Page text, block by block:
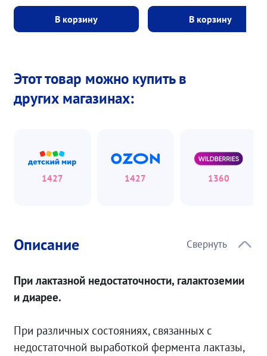
В корзину В корзину
Этот товар можно купить в
других магазинах:
1427 1427 1360
Описание
При лактазной недостаточности, галактоземии
и диарее.
При различных состояниях, связанных с
недостаточной выработкой фермента лактазы,